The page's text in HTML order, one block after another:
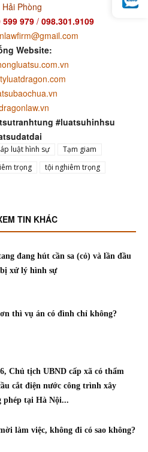
Phòng
599 979/ 098.301.9109
Website:
#luatsuhinhsu
luật hình sự
Tạm giam
trọng tội nghiêm trọng
TIN KHÁC
đang hút cần sa (cỏ) và lần đầu
xử lý hình sự
thì vụ án có đình chỉ không?
Chủ tịch UBND cấp xã có thẩm
cắt điện nước công trình xây
phép tại Hà Nội...
làm việc, không đi có sao không?